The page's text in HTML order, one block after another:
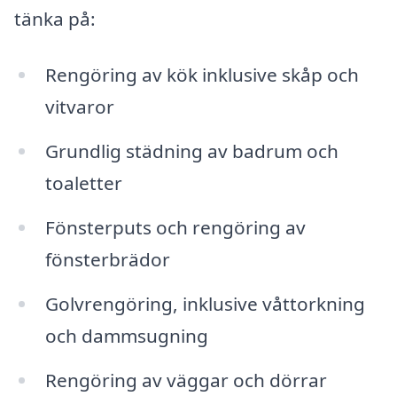
tänka på:
Rengöring av kök inklusive skåp och
vitvaror
Grundlig städning av badrum och
toaletter
Fönsterputs och rengöring av
fönsterbrädor
Golvrengöring, inklusive våttorkning
och dammsugning
Rengöring av väggar och dörrar